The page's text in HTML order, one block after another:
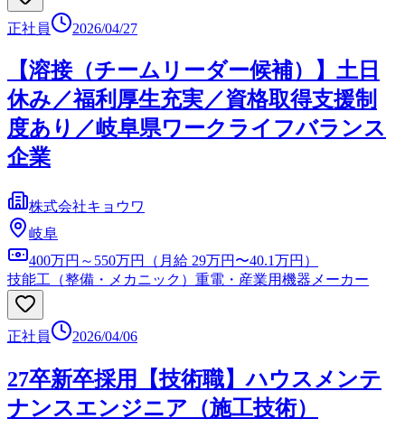
正社員 2026/04/27
【溶接（チームリーダー候補）】土日
休み／福利厚生充実／資格取得支援制
度あり／岐阜県ワークライフバランス
企業
株式会社キョウワ
岐阜
400万円～550万円（月給 29万円〜40.1万円）
技能工（整備・メカニック） 重電・産業用機器メーカー
正社員 2026/04/06
27卒新卒採用【技術職】ハウスメンテ
ナンスエンジニア（施工技術）